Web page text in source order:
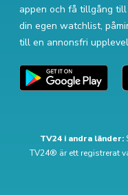
appen och få tillgång
din egen watchlist,
till en annonsfri
TV24 i andra länder:
TV24® är ett registrerat